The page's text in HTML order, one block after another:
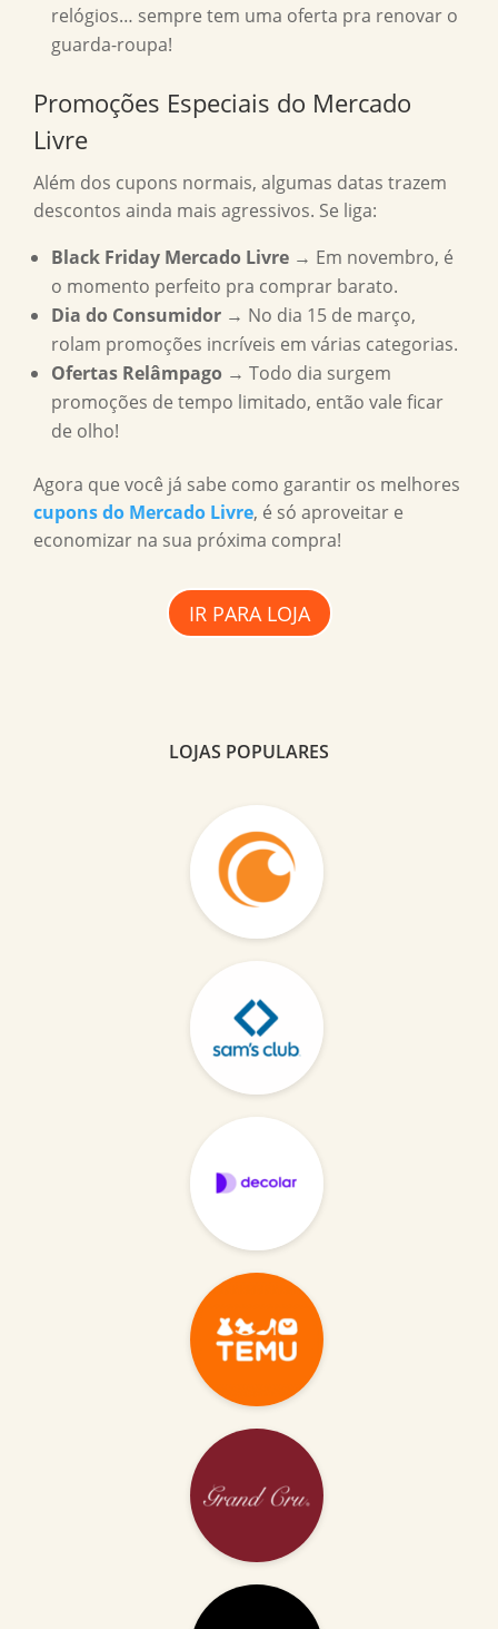
relógios… sempre tem uma oferta pra renovar o
guarda-roupa!
Promoções Especiais do Mercado
Livre
Além dos cupons normais, algumas datas trazem
descontos ainda mais agressivos. Se liga:
Black Friday Mercado Livre → Em novembro, é
o momento perfeito pra comprar barato.
Dia do Consumidor → No dia 15 de março,
rolam promoções incríveis em várias categorias.
Ofertas Relâmpago → Todo dia surgem
promoções de tempo limitado, então vale ficar
de olho!
Agora que você já sabe como garantir os melhores
cupons do Mercado Livre, é só aproveitar e
economizar na sua próxima compra!
IR PARA LOJA
LOJAS POPULARES